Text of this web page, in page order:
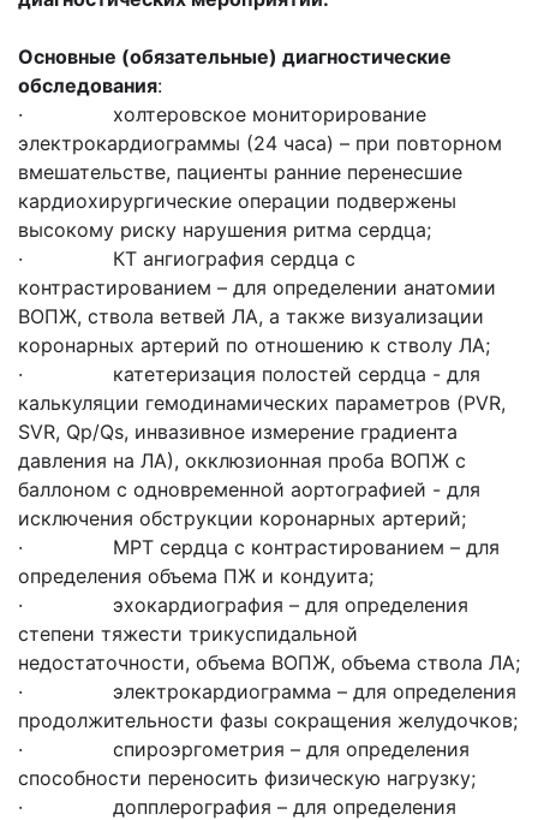
Основные (обязательные) диагностические
обследования:
· холтеровское мониторирование
электрокардиограммы (24 часа) – при повторном
вмешательстве, пациенты ранние перенесшие
кардиохирургические операции подвержены
высокому риску нарушения ритма сердца;
· КТ ангиография сердца с
контрастированием – для определении анатомии
ВОПЖ, ствола ветвей ЛА, а также визуализации
коронарных артерий по отношению к стволу ЛА;
· катетеризация полостей сердца - для
калькуляции гемодинамических параметров (PVR,
SVR, Qp/Qs, инвазивное измерение градиента
давления на ЛА), окклюзионная проба ВОПЖ с
баллоном с одновременной аортографией - для
исключения обструкции коронарных артерий;
· МРТ сердца с контрастированием – для
определения объема ПЖ и кондуита;
· эхокардиография – для определения
степени тяжести трикуспидальной
недостаточности, объема ВОПЖ, объема ствола ЛА;
· электрокардиограмма – для определения
продолжительности фазы сокращения желудочков;
· спироэргометрия – для определения
способности переносить физическую нагрузку;
· допплерография – для определения